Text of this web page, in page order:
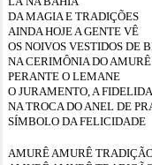
DA MAGIA E TRADIÇÕES
AINDA HOJE A GENTE VÊ
OS NOIVOS VESTIDOS DE
NA CERIMÔNIA DO AMURÊ
PERANTE O LEMANE
O JURAMENTO, A
NA TROCA DO ANEL DE
SÍMBOLO DA FELICIDADE
AMURÊ AMURÊ